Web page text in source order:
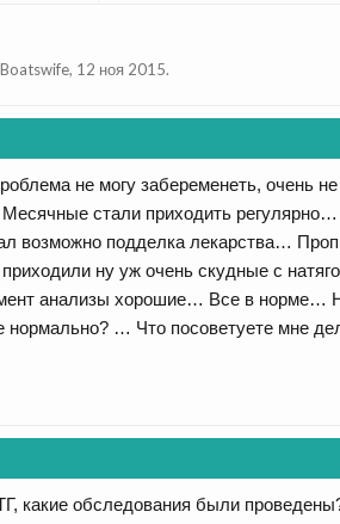
Boatswife, 12 ноя 2015.
не могу забеременеть,
стали приходить
возможно подделка лекарства…
ну уж очень скудные с
анализы хорошие… Все в
нормально? … Что посоветуете мне
какие обследования были